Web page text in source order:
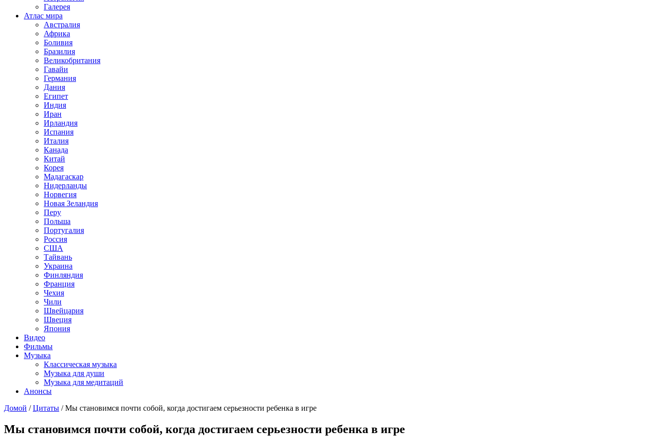
Галерея
Атлас мира
Австралия
Африка
Боливия
Бразилия
Великобритания
Гавайи
Германия
Дания
Египет
Индия
Иран
Ирландия
Испания
Италия
Канада
Китай
Корея
Мадагаскар
Нидерланды
Норвегия
Новая Зеландия
Перу
Польша
Португалия
Россия
США
Тайвань
Украина
Финляндия
Франция
Чехия
Чили
Швейцария
Швеция
Япония
Видео
Фильмы
Музыка
Классическая музыка
Музыка для души
Музыка для медитаций
Анонсы
Домой / Цитаты / Мы становимся почти собой, когда достигаем серьезности ребенка в игре
Мы становимся почти собой, когда достигаем серьезности ребенка в игре